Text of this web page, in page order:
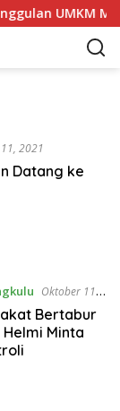
UMKM
2021
Datang ke
Oktober 11,
Bertabur
Minta